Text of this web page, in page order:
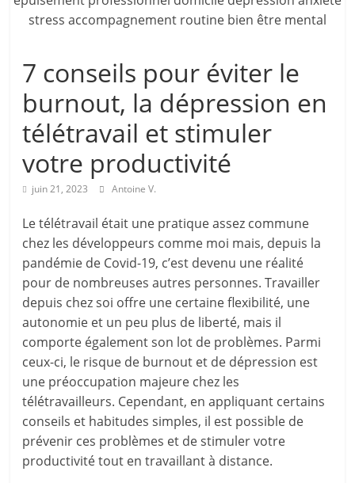
7 conseils pour éviter le
burnout, la dépression en
télétravail et stimuler
votre productivité
juin 21, 2023 Antoine V.
Le télétravail était une pratique assez commune
chez les développeurs comme moi mais, depuis la
pandémie de Covid-19, c’est devenu une réalité
pour de nombreuses autres personnes. Travailler
depuis chez soi offre une certaine flexibilité, une
autonomie et un peu plus de liberté, mais il
comporte également son lot de problèmes. Parmi
ceux-ci, le risque de burnout et de dépression est
une préoccupation majeure chez les
télétravailleurs. Cependant, en appliquant certains
conseils et habitudes simples, il est possible de
prévenir ces problèmes et de stimuler votre
productivité tout en travaillant à distance.